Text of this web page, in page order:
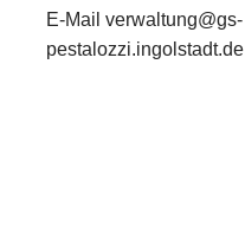
E-Mail verwaltung@gs-
pestalozzi.ingolstadt.de